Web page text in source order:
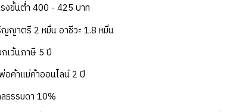
นต่ำ 400 - 425 บาท
ตรี 2 หมื่น อาชีวะ 1.8 หมื่น
ว้นภาษี 5 ปี
าแม่ค้าออนไลน์ 2 ปี
รมดา 10%